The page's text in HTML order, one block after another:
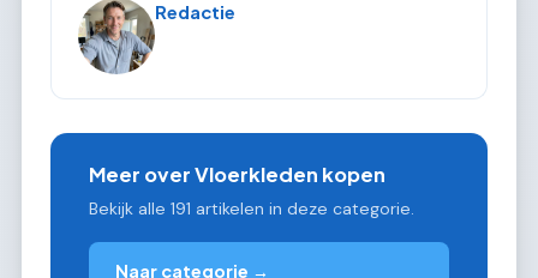
Redactie
Meer over Vloerkleden kopen
Bekijk alle 191 artikelen in deze categorie.
Naar categorie →